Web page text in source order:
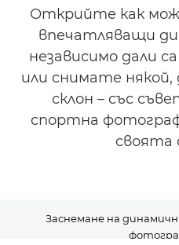
Открийте как
впечатляващи
независимо дали
или снимате някой,
склон – със
спортна
своята
Заснемане на